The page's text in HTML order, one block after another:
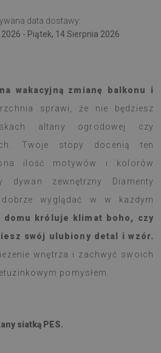
data dostawy:
- Piątek, 14 Sierpnia 2026
wakacyjną zmianę balkonu i
sprawi, że nie będziesz
altany ogrodowej czy
Twoje stopy docenią ten
ilość motywów i kolorów
dywan zewnętrzny Diamenty
dobrze wyglądać w w każdym
domu króluje klimat boho, czy
swój ulubiony detal i wzór.
wnętrza i zachwyć swoich
pomysłem.
siatką PES.